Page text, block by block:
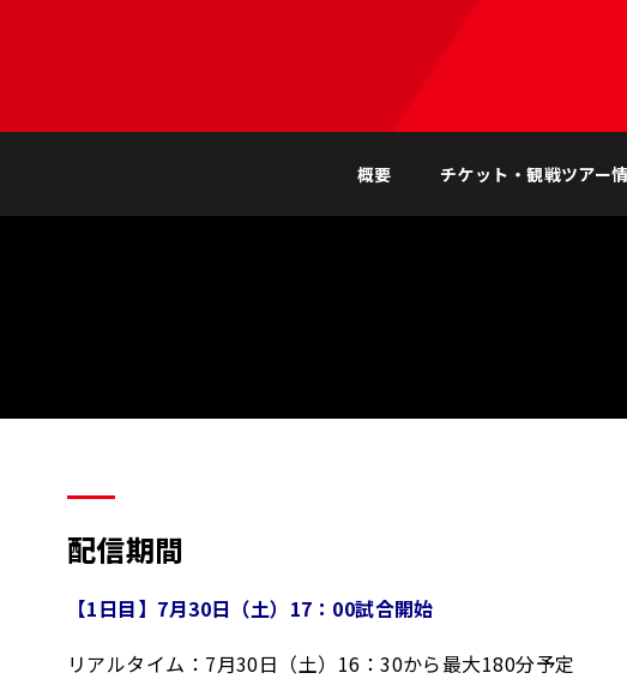
概要 チケット・観戦ツアー
配信期間
【1日目】7月30日（土）17：00試合開始
リアルタイム：7月30日（土）16：30から最大180分予定